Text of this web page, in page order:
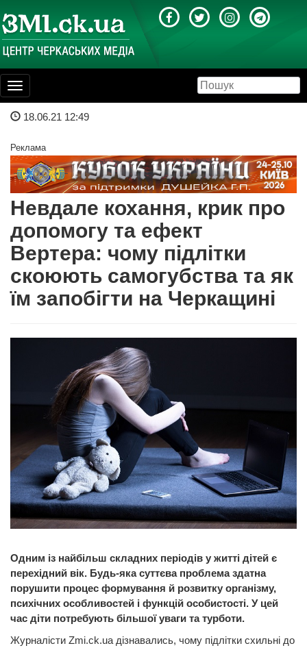
Toggle
navigation
18.06.21 12:49
Реклама
Невдале кохання, крик про
допомогу та ефект
Вертера: чому підлітки
скоюють самогубства та як
їм запобігти на Черкащині
Одним із найбільш складних періодів у житті дітей є
перехідний вік. Будь-яка суттєва проблема здатна
порушити процес формування й розвитку організму,
психічних особливостей і функцій особистості. У цей
час діти потребують більшої уваги та турботи.
Журналісти Zmi.ck.ua дізнавались, чому підлітки схильні до